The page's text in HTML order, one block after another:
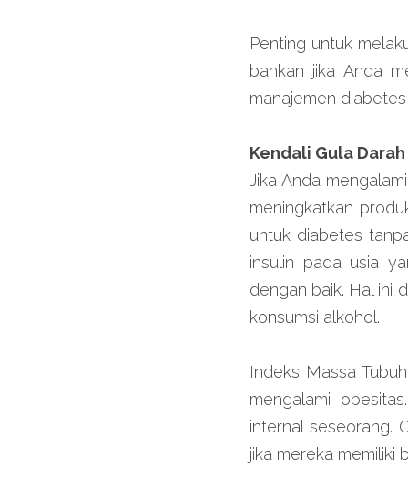
Penting untuk
bahkan jika Anda
manajemen
Kendali Gula
Jika Anda
meningkatkan
untuk diabetes
insulin pada usia
dengan baik. Hal ini
konsumsi alkohol.
Indeks Massa
mengalami
internal seseorang.
jika mereka memiliki